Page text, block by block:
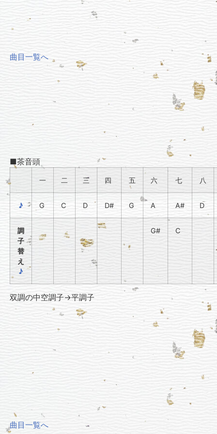
曲目一覧へ
■茶音頭
一 二 三 四 五 六 七 八
♪ G C D D# G A A# D
調
子
替
え
♪
G# C
双調の中空調子→平調子
曲目一覧へ